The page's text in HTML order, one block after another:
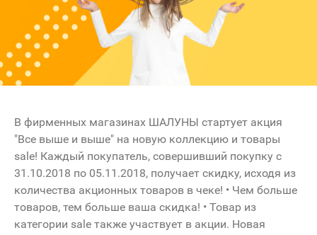
В фирменных магазинах ШАЛУНЫ стартует акция
"Все выше и выше" на новую коллекцию и товары
sale! Каждый покупатель, совершивший покупку с
31.10.2018 по 05.11.2018, получает скидку, исходя из
количества акционных товаров в чеке! • Чем больше
товаров, тем больше ваша скидка! • Товар из
категории sale также участвует в акции. Новая